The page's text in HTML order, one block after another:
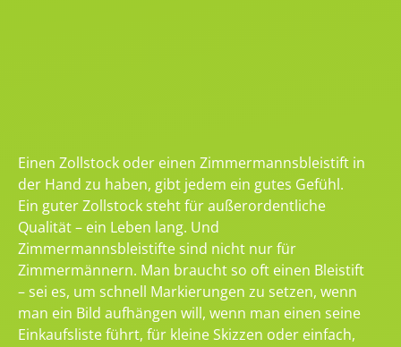
Einen Zollstock oder einen Zimmermannsbleistift in
der Hand zu haben, gibt jedem ein gutes Gefühl.
Ein guter Zollstock steht für außerordentliche
Qualität – ein Leben lang. Und
Zimmermannsbleistifte sind nicht nur für
Zimmermännern. Man braucht so oft einen Bleistift
– sei es, um schnell Markierungen zu setzen, wenn
man ein Bild aufhängen will, wenn man einen seine
Einkaufsliste führt, für kleine Skizzen oder einfach,